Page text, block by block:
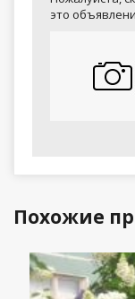
это
Похожие